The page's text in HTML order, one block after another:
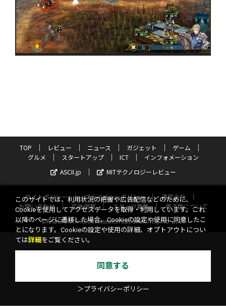
TOP レビュー ニュース ガジェット
ゲーム
グルメ
スタートアップ ICT
インフォメーション
ASCII.jp
MITテクノロジーレビュー
サイトポリシー プライバシーポリシー
運営会社
お問い合わせ
広告掲載 スタッフ募集
電子版について
©KADOKAWA ASCII Research Laboratories, Inc. 2026
このサイトでは、利用状況の把握や広告配信などのために、
Cookieを使用してアクセスデータを取得・利用しています。これ
以降のページに遷移した場合、Cookieの設定や使用に同意したこ
とになります。Cookieの設定や使用の詳細、オプトアウトについ
ては詳細 をご覧ください。
同意する
＞プライバシーポリシー